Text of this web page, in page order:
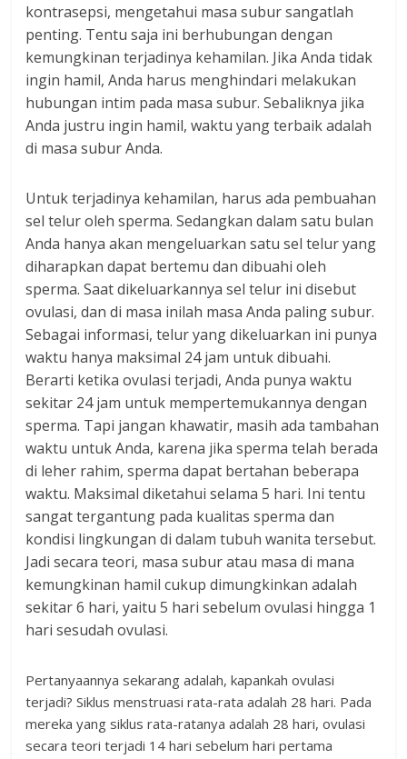
kontrasepsi, mengetahui masa subur sangatlah
penting. Tentu saja ini berhubungan dengan
kemungkinan terjadinya kehamilan. Jika Anda tidak
ingin hamil, Anda harus menghindari melakukan
hubungan intim pada masa subur. Sebaliknya jika
Anda justru ingin hamil, waktu yang terbaik adalah
di masa subur Anda.
Untuk terjadinya kehamilan, harus ada pembuahan
sel telur oleh sperma. Sedangkan dalam satu bulan
Anda hanya akan mengeluarkan satu sel telur yang
diharapkan dapat bertemu dan dibuahi oleh
sperma. Saat dikeluarkannya sel telur ini disebut
ovulasi, dan di masa inilah masa Anda paling subur.
Sebagai informasi, telur yang dikeluarkan ini punya
waktu hanya maksimal 24 jam untuk dibuahi.
Berarti ketika ovulasi terjadi, Anda punya waktu
sekitar 24 jam untuk mempertemukannya dengan
sperma. Tapi jangan khawatir, masih ada tambahan
waktu untuk Anda, karena jika sperma telah berada
di leher rahim, sperma dapat bertahan beberapa
waktu. Maksimal diketahui selama 5 hari. Ini tentu
sangat tergantung pada kualitas sperma dan
kondisi lingkungan di dalam tubuh wanita tersebut.
Jadi secara teori, masa subur atau masa di mana
kemungkinan hamil cukup dimungkinkan adalah
sekitar 6 hari, yaitu 5 hari sebelum ovulasi hingga 1
hari sesudah ovulasi.
Pertanyaannya sekarang adalah, kapankah ovulasi
terjadi? Siklus menstruasi rata-rata adalah 28 hari. Pada
mereka yang siklus rata-ratanya adalah 28 hari, ovulasi
secara teori terjadi 14 hari sebelum hari pertama